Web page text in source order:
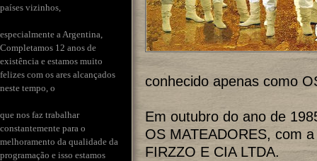
países vizinhos,
especialmente a Argentina,
Completamos 12 anos de
existência e estamos muito
felizes com os ares alcançados
neste tempo, o
que nos faz trabalhar
constantemente para o
melhoramento da qualidade da
programação e isso estamos
conhecido apenas como
Em outubro do ano de
OS MATEADORES, com
FIRZZO E CIA LTDA.